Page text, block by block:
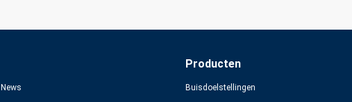
News
Producten
Buisdoelstellingen